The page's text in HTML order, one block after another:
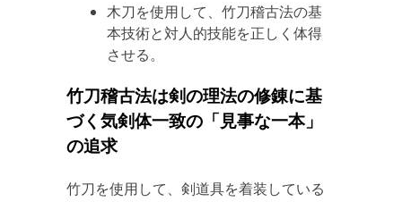
木刀を使用して、竹刀稽古法の基
本技術と対人的技能を正しく体得
させる。
竹刀稽古法は剣の理法の修錬に基
づく気剣体一致の「見事な一本」
の追求
竹刀を使用して、剣道具を着装している